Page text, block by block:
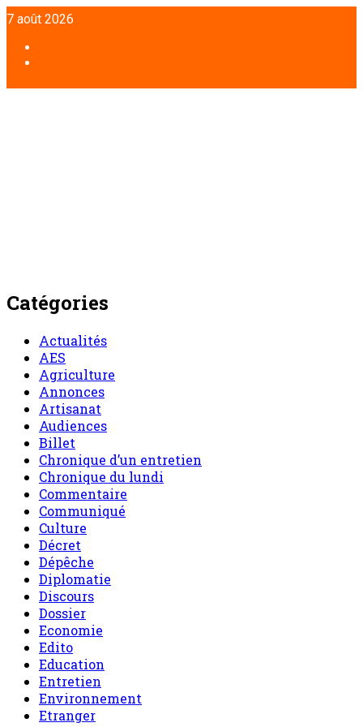
Aller
au
contenu
7 août 2026
Catégories
Actualités
AES
Agriculture
Annonces
Artisanat
Audiences
Billet
Chronique d’un entretien
Chronique du lundi
Commentaire
Communiqué
Culture
Décret
Dépêche
Diplomatie
Discours
Dossier
Economie
Edito
Education
Entretien
Environnement
Etranger